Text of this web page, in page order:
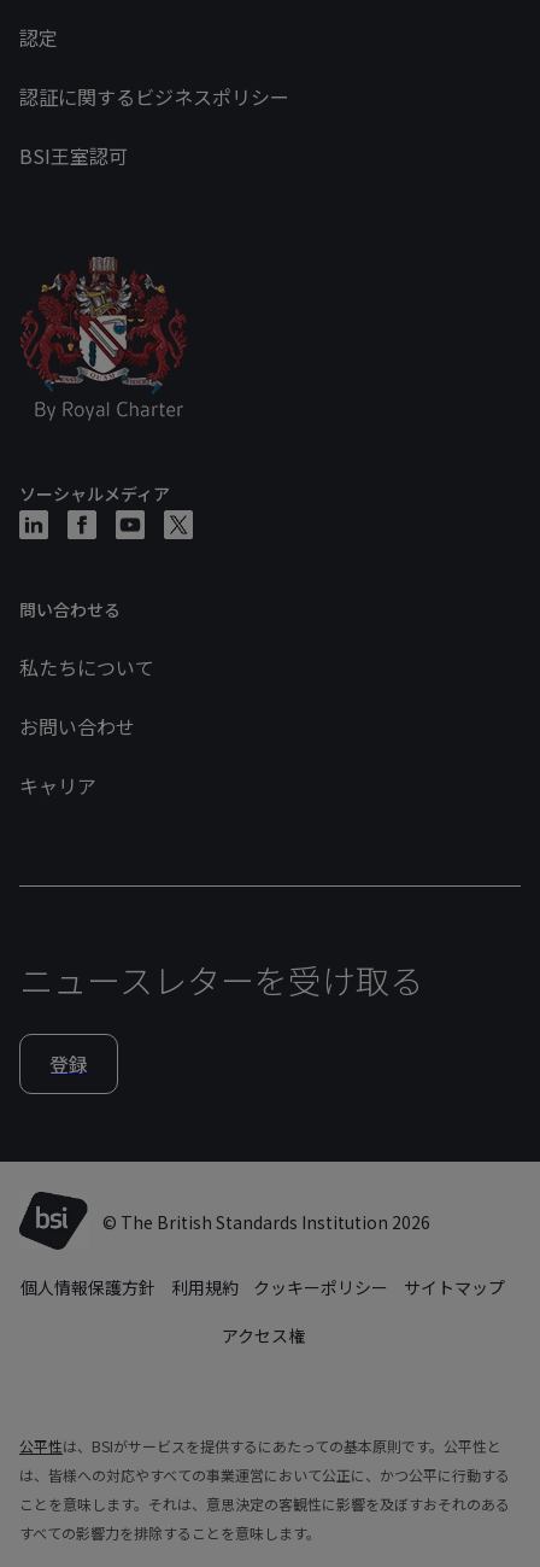
認定
認証に関するビジネスポリシー
BSI王室認可
ソーシャルメディア
問い合わせる
私たちについて
お問い合わせ
キャリア
ニュースレターを受け取る
登録
© The British Standards Institution 2026
個人情報保護方針 利用規約 クッキーポリシー
サイトマップ
アクセス権
公平性は、BSIがサービスを提供するにあたっての基本原則です。公平性と
は、皆様への対応やすべての事業運営において公正に、かつ公平に行動する
ことを意味します。それは、意思決定の客観性に影響を及ぼすおそれのある
すべての影響力を排除することを意味します。